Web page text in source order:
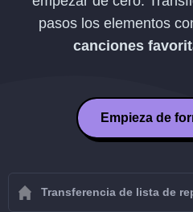
pasos los elementos
canciones
Empieza de
Transferencia de lista de